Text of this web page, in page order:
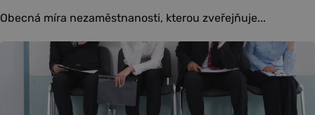
Obecná míra nezaměstnanosti, kterou zveřejňuje...